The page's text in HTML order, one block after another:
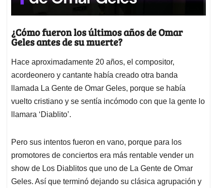
¿Cómo fueron los últimos años de Omar
Geles antes de su muerte?
Hace aproximadamente 20 años, el compositor,
acordeonero y cantante había creado otra banda
llamada La Gente de Omar Geles, porque se había
vuelto cristiano y se sentía incómodo con que la gente lo
llamara ‘Diablito’.
Pero sus intentos fueron en vano, porque para los
promotores de conciertos era más rentable vender un
show de Los Diablitos que uno de La Gente de Omar
Geles. Así que terminó dejando su clásica agrupación y